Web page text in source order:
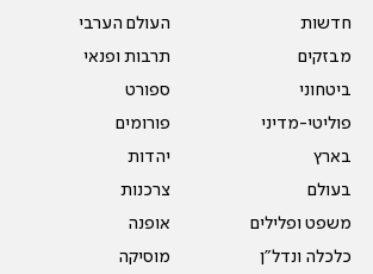
חדשות
מבזקים
ביטחוני
פוליטי-מדיני
בארץ
בעולם
משפט ופלילים
כלכלה ונדל"ן
העולם הערבי
תרבות ופנאי
ספורט
פורומים
יהדות
צרכנות
אופנה
מוסיקה